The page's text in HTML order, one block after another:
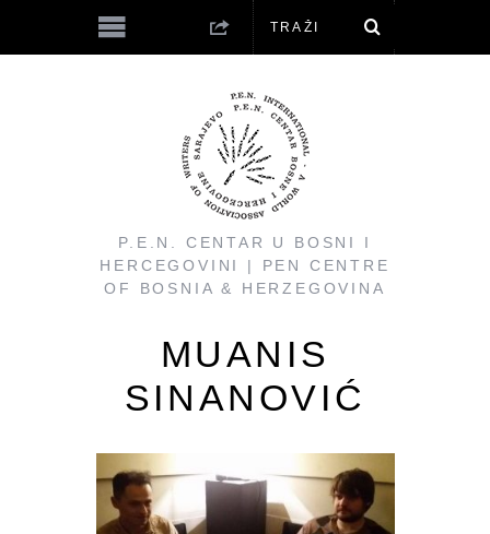
P.E.N. CENTAR U BOSNI I
HERCEGOVINI | PEN CENTRE
OF BOSNIA & HERZEGOVINA
MUANIS
SINANOVIĆ